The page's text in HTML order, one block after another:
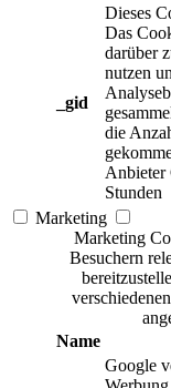
_gid
Dieses
Das
darüber
nutzen
die
Anbieter
Stunden
Marketing
Marketing
Besuchern
Name
Google